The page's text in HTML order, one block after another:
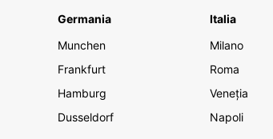
Germania
Munchen
Frankfurt
Hamburg
Dusseldorf
Italia
Milano
Roma
Veneția
Napoli